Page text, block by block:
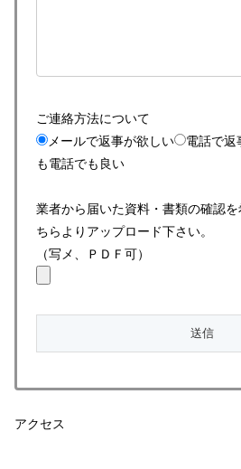
ご連絡方法について
メールで返事が欲しい
電話で返
も電話でも良い
業者から届いた資料・書類の確認
ちらよりアップロード下さい。
（写メ、ＰＤＦ可）
アクセス